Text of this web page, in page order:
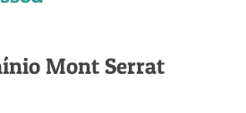
Mont Serrat